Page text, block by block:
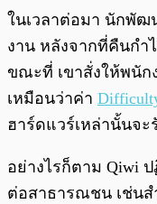
ในเวลาต่อมา นักพัฒ
งาน หลังจากที่คืนกำ
ขณะที่ เขาสั่งให้พนั
เหมือนว่าค่า
ฮาร์ดแวร์เหล่านั้นจะ
อย่างไรก็ตาม Qiwi
ต่อสาธารณชน เช่นส